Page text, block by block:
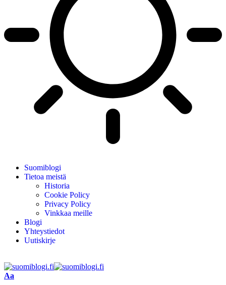
Suomiblogi
Tietoa meistä
Historia
Cookie Policy
Privacy Policy
Vinkkaa meille
Blogi
Yhteystiedot
Uutiskirje
Aa